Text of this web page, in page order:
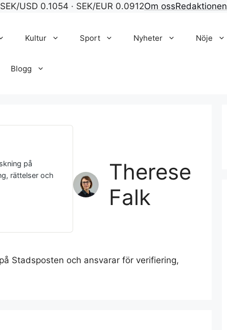
SEK/USD 0.1054 · SEK/EUR 0.0912Om ossRedaktionen
Kultur Sport Nyheter Nöje
Blogg
på
rättelser och
Therese
Falk
Stadsposten och ansvarar för verifiering,